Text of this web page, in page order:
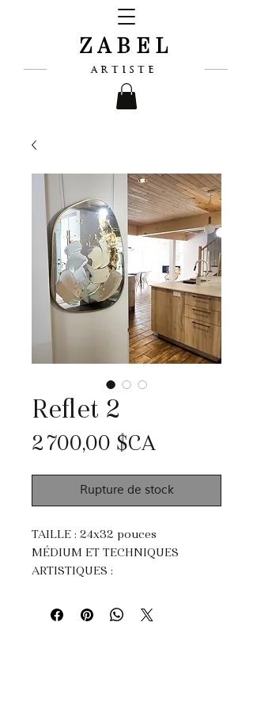
ZABEL
ARTISTE
Reflet 2
2 700,00 $CAPrix
Rupture de stock
TAILLE : 24x32 pouces
MÉDIUM ET TECHNIQUES
ARTISTIQUES :
Impasto, dripping et peinture au
couteau.